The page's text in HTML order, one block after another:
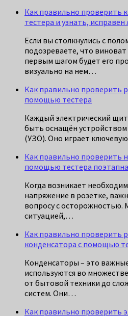
Как правильно проверить
тестера и узнать, исправен
Если вы столкнулись с
подозреваете, что
первым шагом будет его
визуально на нем…
Как правильно проверить
помощью тестера
Каждый электрический
быть оснащён
(УЗО). Оно играет
Как правильно проверить
помощью тестера
Когда возникает
напряжение в розетке,
вопросу с осторожностью.
ситуацией,…
Как правильно проверить
конденсатора с помощью
Конденсаторы – это
используются во
от бытовой техники до
систем. Они…
Как правильно проверить